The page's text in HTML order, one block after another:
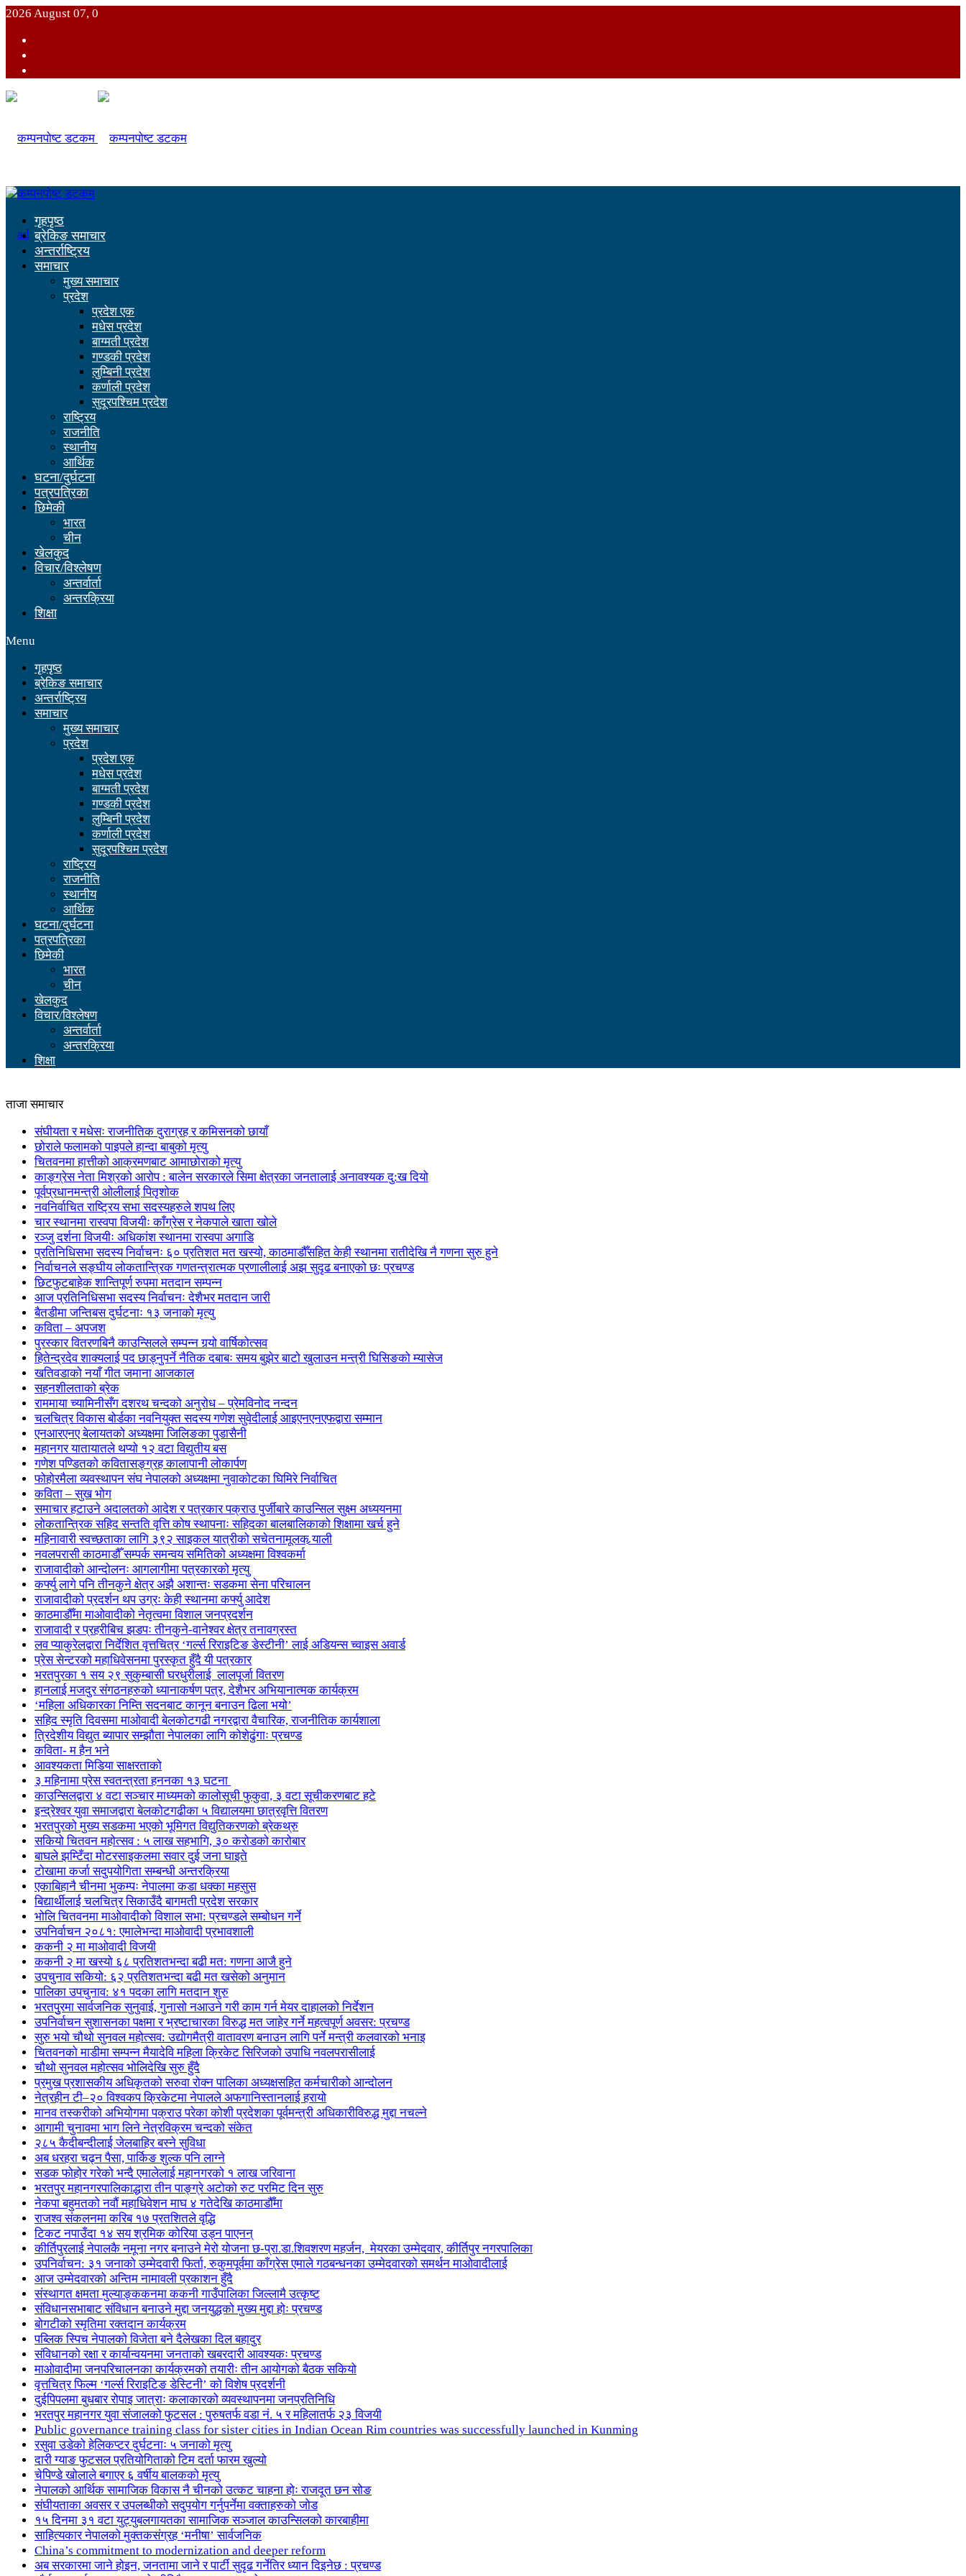
2026 August 07, 0
गृहपृष्ठ
ब्रेकिङ समाचार
अन्तर्राष्ट्रिय
समाचार
मुख्य समाचार
प्रदेश
प्रदेश एक
मधेस प्रदेश
बाग्मती प्रदेश
गण्डकी प्रदेश
लुम्बिनी प्रदेश
कर्णाली प्रदेश
सुदूरपश्चिम प्रदेश
राष्ट्रिय
राजनीति
स्थानीय
आर्थिक
घटना/दुर्घटना
पत्रपत्रिका
छिमेकी
भारत
चीन
खेलकुद
विचार/विश्लेषण
अन्तर्वार्ता
अन्तरक्रिया
शिक्षा
Menu
गृहपृष्ठ
ब्रेकिङ समाचार
अन्तर्राष्ट्रिय
समाचार
मुख्य समाचार
प्रदेश
प्रदेश एक
मधेस प्रदेश
बाग्मती प्रदेश
गण्डकी प्रदेश
लुम्बिनी प्रदेश
कर्णाली प्रदेश
सुदूरपश्चिम प्रदेश
राष्ट्रिय
राजनीति
स्थानीय
आर्थिक
घटना/दुर्घटना
पत्रपत्रिका
छिमेकी
भारत
चीन
खेलकुद
विचार/विश्लेषण
अन्तर्वार्ता
अन्तरक्रिया
शिक्षा
ताजा समाचार
संघीयता र मधेसः राजनीतिक दुराग्रह र कमिसनको छायाँ
छोराले फलामको पाइपले हान्दा बाबुको मृत्यु
चितवनमा हात्तीको आक्रमणबाट आमाछोराको मृत्यु
काङ्ग्रेस नेता मिश्रको आरोप : बालेन सरकारले सिमा क्षेत्रका जनतालाई अनावश्यक दु:ख दियो
पूर्वप्रधानमन्त्री ओलीलाई पितृशोक
नवनिर्वाचित राष्ट्रिय सभा सदस्यहरुले शपथ लिए
चार स्थानमा रास्वपा विजयीः काँग्रेस र नेकपाले खाता खोले
रञ्जु दर्शना विजयीः अधिकांश स्थानमा रास्वपा अगाडि
प्रतिनिधिसभा सदस्य निर्वाचनः ६० प्रतिशत मत खस्यो, काठमाडौँसहित केही स्थानमा रातीदेखि नै गणना सुरु हुने
निर्वाचनले सङ्घीय लोकतान्त्रिक गणतन्त्रात्मक प्रणालीलाई अझ सुदृढ बनाएको छः प्रचण्ड
छिटफुटबाहेक शान्तिपूर्ण रुपमा मतदान सम्पन्न
आज प्रतिनिधिसभा सदस्य निर्वाचनः देशैभर मतदान जारी
बैतडीमा जन्तिबस दुर्घटनाः १३ जनाको मृत्यु
कविता – अपजश
पुरस्कार वितरणबिनै काउन्सिलले सम्पन्न गर्‍यो वार्षिकोत्सव
हितेन्द्रदेव शाक्यलाई पद छाड्नुपर्ने नैतिक दबाबः समय बुझेर बाटो खुलाउन मन्त्री घिसिङको म्यासेज
खतिवडाको नयाँ गीत जमाना आजकाल
सहनशीलताको ब्रेक
राममाया च्यामिनीसँग दशरथ चन्दको अनुरोध – प्रेमविनोद नन्दन
चलचित्र विकास बोर्डका नवनियुक्त सदस्य गणेश सुवेदीलाई आइएनएनएफद्वारा सम्मान
एनआरएनए बेलायतको अध्यक्षमा जिलिङका पुडासैनी
महानगर यातायातले थप्यो १२ वटा विद्युतीय बस
गणेश पण्डितको कवितासङ्ग्रह कालापानी लोकार्पण
फोहोरमैला व्यवस्थापन संघ नेपालको अध्यक्षमा नुवाकोटका घिमिरे निर्वाचित
कविता – सुख भोग
समाचार हटाउने अदालतको आदेश र पत्रकार पक्राउ पुर्जीबारे काउन्सिल सुक्ष्म अध्ययनमा
लोकतान्त्रिक सहिद सन्तति वृत्ति कोष स्थापनाः सहिदका बालबालिकाको शिक्षामा खर्च हुने
महिनावारी स्वच्छताका लागि ३९२ साइकल यात्रीको सचेतनामूलक र्‍याली
नवलपरासी काठमाडौँ सम्पर्क समन्वय समितिको अध्यक्षमा विश्वकर्मा
राजावादीको आन्दोलनः आगलागीमा पत्रकारको मृत्यु
कर्फ्यु लागे पनि तीनकुने क्षेत्र अझै अशान्तः सडकमा सेना परिचालन
राजावादीको प्रदर्शन थप उग्रः केही स्थानमा कर्फ्यु आदेश
काठमाडौँमा माओवादीको नेतृत्वमा विशाल जनप्रदर्शन
राजावादी र प्रहरीबिच झडपः तीनकुने-वानेश्वर क्षेत्र तनावग्रस्त
लव प्याकुरेलद्वारा निर्देशित वृत्तचित्र ‘गर्ल्स रिराइटिङ डेस्टीनी’ लाई अडियन्स च्वाइस अवार्ड
प्रेस सेन्टरको महाधिवेसनमा पुरस्कृत हुँदै यी पत्रकार
भरतपुरका १ सय २९ सुकुम्बासी घरधुरीलाई लालपूर्जा वितरण
हानलाई मजदुर संगठनहरुको ध्यानाकर्षण पत्र, देशैभर अभियानात्मक कार्यक्रम
‘महिला अधिकारका निम्ति सदनबाट कानून बनाउन ढिला भयो’
सहिद स्मृति दिवसमा माओवादी बेलकोटगढी नगरद्वारा वैचारिक, राजनीतिक कार्यशाला
त्रिदेशीय विद्युत ब्यापार सम्झौता नेपालका लागि कोशेढुंगाः प्रचण्ड
कविता- म हैन भने
आवश्यकता मिडिया साक्षरताको
३ महिनामा प्रेस स्वतन्त्रता हननका १३ घटना
काउन्सिलद्वारा ४ वटा सञ्चार माध्यमको कालोसूची फुकुवा, ३ वटा सूचीकरणबाट हटे
इन्द्रेश्वर युवा समाजद्वारा बेलकोटगढीका ५ विद्यालयमा छात्रवृत्ति वितरण
भरतपुरको मुख्य सडकमा भएको भूमिगत विद्युतिकरणको ब्रेकथ्रु
सकियो चितवन महोत्सव : ५ लाख सहभागि, ३० करोडको कारोबार
बाघले झम्टिँदा मोटरसाइकलमा सवार दुई जना घाइते
टोखामा कर्जा सदुपयोगिता सम्बन्धी अन्तरक्रिया
एकाबिहानै चीनमा भुकम्पः नेपालमा कडा धक्का महसुस
बिद्यार्थीलाई चलचित्र सिकाउँदै बागमती प्रदेश सरकार
भोलि चितवनमा माओवादीको विशाल सभा: प्रचण्डले सम्बोधन गर्ने
उपनिर्वाचन २०८१: एमालेभन्दा माओवादी प्रभावशाली
ककनी २ मा माओवादी विजयी
ककनी २ मा खस्यो ६८ प्रतिशतभन्दा बढी मत: गणना आजै हुने
उपचुनाव सकियो: ६२ प्रतिशतभन्दा बढी मत खसेको अनुमान
पालिका उपचुनाव: ४१ पदका लागि मतदान शुरु
भरतपुुरमा सार्वजनिक सुनुवाई, गुनासो नआउने गरी काम गर्न मेयर दाहालको निर्देशन
उपनिर्वाचन सुशासनका पक्षमा र भ्रष्टाचारका विरुद्ध मत जाहेर गर्ने महत्वपूर्ण अवसर: प्रचण्ड
सुरु भयो चौथो सुनवल महोत्सव: उद्योगमैत्री वातावरण बनाउन लागि पर्ने मन्त्री कलवारको भनाइ
चितवनको माडीमा सम्पन्न मैयादेवि महिला क्रिकेट सिरिजको उपाधि नवलपरासीलाई
चौथो सुनवल महोत्सव भोलिदेखि सुरु हुँदै
प्रमुख प्रशासकीय अधिकृतको सरुवा रोक्न पालिका अध्यक्षसहित कर्मचारीको आन्दोलन
नेत्रहीन टी–२० विश्वकप क्रिकेटमा नेपालले अफगानिस्तानलाई हरायो
मानव तस्करीको अभियोगमा पक्राउ परेका कोशी प्रदेशका पूर्वमन्त्री अधिकारीविरुद्ध मुद्दा नचल्ने
आगामी चुनावमा भाग लिने नेत्रविक्रम चन्दको संकेत
२८५ कैदीबन्दीलाई जेलबाहिर बस्ने सुविधा
अब धरहरा चढ्न पैसा, पार्किङ शुल्क पनि लाग्ने
सडक फोहोर गरेको भन्दै एमालेलाई महानगरको १ लाख जरिवाना
भरतपुर महानगरपालिकाद्धारा तीन पाङ्ग्रे अटोको रुट परमिट दिन सुरु
नेकपा बहुमतको नवौं महाधिवेशन माघ ४ गतेदेखि काठमाडौँमा
राजश्व संकलनमा करिब १७ प्रतशितले वृद्धि
टिकट नपाउँदा १४ सय श्रमिक कोरिया उड्न पाएनन्
कीर्तिपुरलाई नेपालकै नमूना नगर बनाउने मेरो योजना छ-प्रा.डा.शिवशरण महर्जन, मेयरका उम्मेदवार, कीर्तिपुर नगरपालिका
उपनिर्वाचन: ३१ जनाको उम्मेदवारी फिर्ता, रुकुमपूर्वमा काँग्रेस एमाले गठबन्धनका उम्मेदवारको समर्थन माओवादीलाई
आज उम्मेदवारको अन्तिम नामावली प्रकाशन हुँदै
संस्थागत क्षमता मुल्याङ्ककनमा ककनी गाउँपालिका जिल्लामै उत्कृष्ट
संविधानसभाबाट संविधान बनाउने मुद्दा जनयुद्धको मुख्य मुद्दा होः प्रचण्ड
बोगटीको स्मृतिमा रक्तदान कार्यक्रम
पब्लिक स्पिच नेपालको विजेता बने दैलेखका दिल बहादुर
संविधानको रक्षा र कार्यान्वयनमा जनताको खबरदारी आवश्यकः प्रचण्ड
माओवादीमा जनपरिचालनका कार्यक्रमको तयारीः तीन आयोगको बैठक सकियो
वृत्तचित्र फिल्म ‘गर्ल्स रिराइटिङ डेस्टिनी’ को विशेष प्रदर्शनी
दुईपिपलमा बुधबार रोपाइ जात्राः कलाकारको व्यवस्थापनमा जनप्रतिनिधि
भरतपुर महानगर युवा संजालको फुटसल : पुरुषतर्फ वडा नं. ५ र महिलातर्फ २३ विजयी
Public governance training class for sister cities in Indian Ocean Rim countries was successfully launched in Kunming
रसुवा उडेको हेलिकप्टर दुर्घटनाः ५ जनाको मृत्यु
दारी ग्याङ फुटसल प्रतियोगिताको टिम दर्ता फारम खुल्यो
चेपिण्डे खोलाले बगाएर ६ वर्षीय बालकको मृत्यु
नेपालको आर्थिक सामाजिक विकास नै चीनको उत्कट चाहना होः राजदूत छन सोङ
संघीयताका अवसर र उपलब्धीको सदुपयोग गर्नुपर्नेमा वक्ताहरुको जोड
१५ दिनमा ३१ वटा युट्युबलगायतका सामाजिक सञ्जाल काउन्सिलको कारबाहीमा
साहित्यकार नेपालको मुक्तकसंग्रह ‘मनीषा’ सार्वजनिक
China’s commitment to modernization and deeper reform
अब सरकारमा जाने होइन, जनतामा जाने र पार्टी सुदृढ गर्नेतिर ध्यान दिइनेछ : प्रचण्ड